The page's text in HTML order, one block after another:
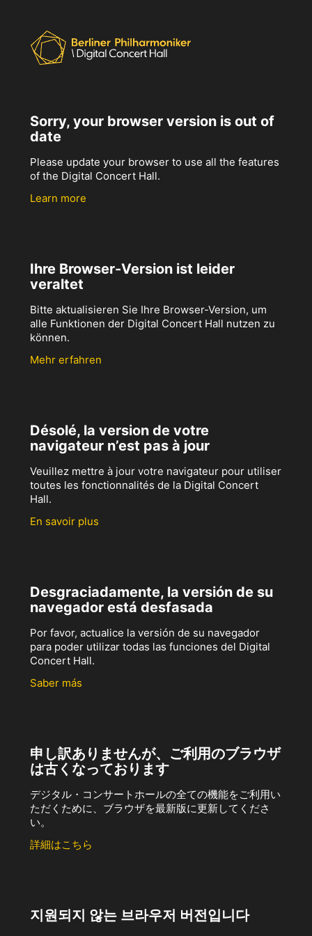
Sorry, your browser version is out of
date
Please update your browser to use all the features
of the Digital Concert Hall.
Learn more
Ihre Browser-Version ist leider
veraltet
Bitte aktualisieren Sie Ihre Browser-Version, um
alle Funktionen der Digital Concert Hall nutzen zu
können.
Mehr erfahren
Désolé, la version de votre
navigateur n’est pas à jour
Veuillez mettre à jour votre navigateur pour utiliser
toutes les fonctionnalités de la Digital Concert
Hall.
En savoir plus
Desgraciadamente, la versión de su
navegador está desfasada
Por favor, actualice la versión de su navegador
para poder utilizar todas las funciones del Digital
Concert Hall.
Saber más
申し訳ありませんが、ご利用のブラウザ
は古くなっております
デジタル・コンサートホールの全ての機能をご利用い
ただくために、ブラウザを最新版に更新してくださ
い。
詳細はこちら
지원되지 않는 브라우저 버전입니다